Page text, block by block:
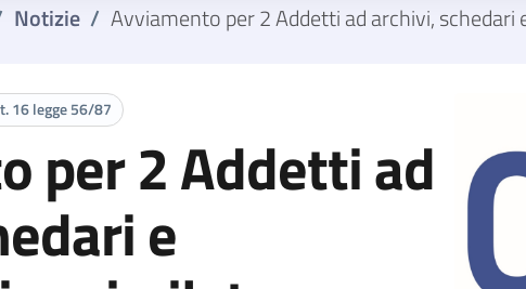
Notizie / Avviamento per 2 Addetti ad archivi,
16 legge 56/87
per 2 Addetti ad
e